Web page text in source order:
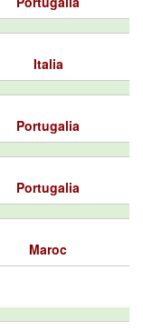
Italia
Portugalia
Portugalia
Maroc